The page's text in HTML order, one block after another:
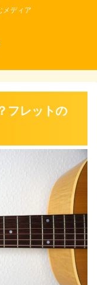
メディア
フレットの